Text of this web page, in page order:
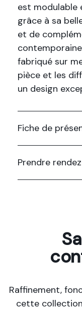
est modulable
grâce à sa
et de
fabriqué sur
pièce et les
un design
Fiche de
Prendre
Raffinement,
cette